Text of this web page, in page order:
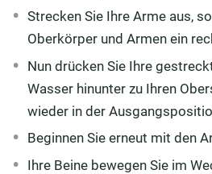
Strecken Sie Ihre Arme aus,
Oberkörper und Armen ein
Nun drücken Sie Ihre
Wasser hinunter zu Ihren
wieder in der
Beginnen Sie erneut mit den
Ihre Beine bewegen Sie im